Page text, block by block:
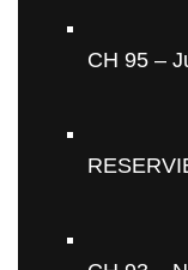
CH 95 –